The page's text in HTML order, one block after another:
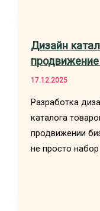
Дизайн
17.12.2025
Разработка
каталога
продвижении
не просто набор